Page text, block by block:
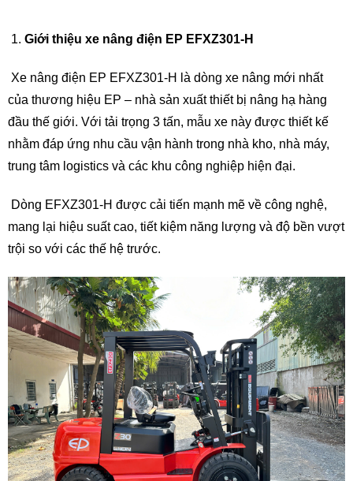
Giới thiệu xe nâng điện EP EFXZ301-H
Xe nâng điện EP EFXZ301-H là dòng xe nâng mới nhất
của thương hiệu EP – nhà sản xuất thiết bị nâng hạ hàng
đầu thế giới. Với tải trọng 3 tấn, mẫu xe này được thiết kế
nhằm đáp ứng nhu cầu vận hành trong nhà kho, nhà máy,
trung tâm logistics và các khu công nghiệp hiện đại.
Dòng EFXZ301-H được cải tiến mạnh mẽ về công nghệ,
mang lại hiệu suất cao, tiết kiệm năng lượng và độ bền vượt
trội so với các thế hệ trước.